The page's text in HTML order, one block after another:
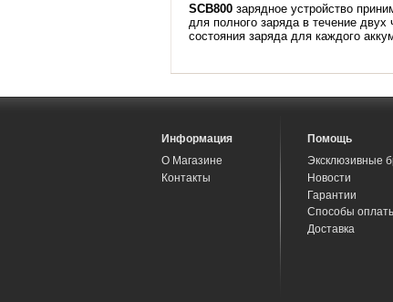
SCB800 зарядное устройство
для полного заряда в течение
состояния заряда для каждого
Информация
О Магазине
Контакты
Помощь
Эксклюзивные
Новости
Гарантии
Способы
Доставка